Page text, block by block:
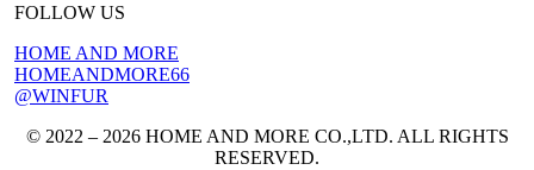
FOLLOW US
HOME AND MORE
HOMEANDMORE66
@WINFUR
© 2022 – 2026 HOME AND MORE CO.,LTD. ALL RIGHTS
RESERVED.